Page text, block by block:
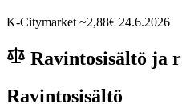
K-Citymarket ~2,88€ 24.6.2026
Ravintosisältö ja
Ravintosisältö